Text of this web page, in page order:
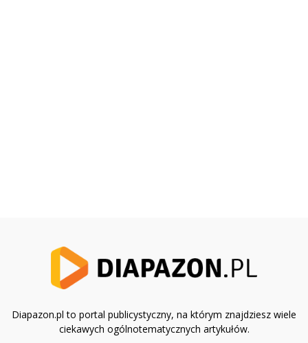
Diapazon.pl to portal publicystyczny, na którym znajdziesz wiele
ciekawych ogólnotematycznych artykułów.